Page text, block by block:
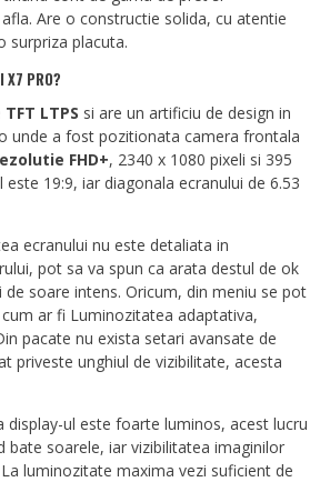
Are o constructie solida, cu atentie
surpriza placuta.
PRO?
TFT LTPS si are un artificiu de design in
unde a fost pozitionata camera frontala
ezolutie FHD+, 2340 x 1080 pixeli si 395
este 19:9, iar diagonala ecranului de 6.53
ecranului nu este detaliata in
pot sa va spun ca arata destul de ok
soare intens. Oricum, din meniu se pot
ar fi Luminozitatea adaptativa,
pacate nu exista setari avansate de
priveste unghiul de vizibilitate, acesta
display-ul este foarte luminos, acest lucru
bate soarele, iar vizibilitatea imaginilor
luminozitate maxima vezi suficient de